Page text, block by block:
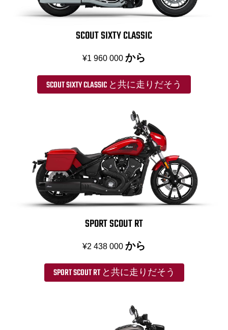
SCOUT SIXTY CLASSIC
¥1 960 000 から
SCOUT SIXTY CLASSIC と共に走りだそう
SPORT SCOUT RT
¥2 438 000 から
SPORT SCOUT RT と共に走りだそう